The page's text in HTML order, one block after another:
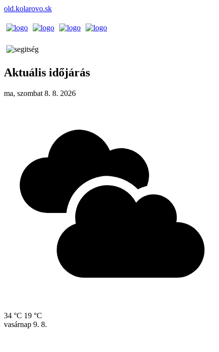
old.kolarovo.sk
Aktuális időjárás
ma, szombat 8. 8. 2026
34 °C 19 °C
vasárnap 9. 8.